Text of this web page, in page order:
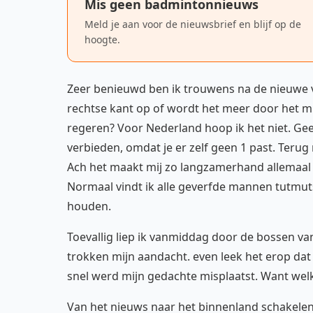
Mis geen badmintonnieuws
Meld je aan voor de nieuwsbrief en blijf op de
hoogte.
Zeer benieuwd ben ik trouwens na de
rechtse kant op of wordt het meer door het
regeren? Voor Nederland hoop ik het niet.
verbieden, omdat je er zelf geen 1 past.
Ach het maakt mij zo langzamerhand
Normaal vindt ik alle geverfde mannen
houden.
Toevallig liep ik vanmiddag door de bossen
trokken mijn aandacht. even leek het erop
snel werd mijn gedachte misplaatst. Want
Van het nieuws naar het binnenland